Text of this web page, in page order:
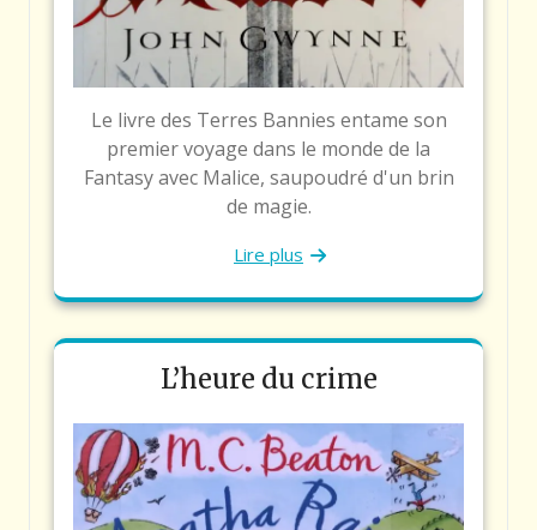
Le livre des Terres Bannies entame son
premier voyage dans le monde de la
Fantasy avec Malice, saupoudré d'un brin
de magie.
Lire plus
L’heure du crime